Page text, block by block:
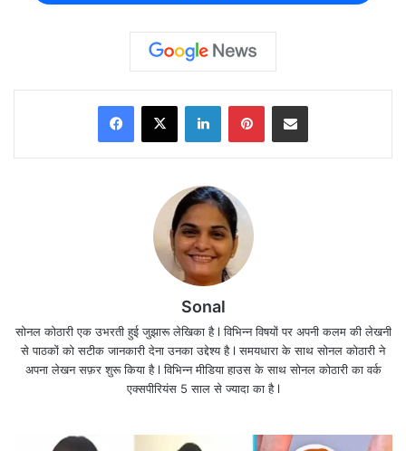
आने वाले दिनों में और बढ़ेगा क्रेज
Dhurandhar 2 OTT Release के बाद Pakistan और
India में Netflix पर भारी ट्रैफिक देखने को मिला।
Dhurandhar 2 OTT Release
मीडिया पर मचाया धमाका।
Facebook
X LinkedInPinterestShare via Email
Sonal
सोनल कोठारी एक उभरती हुई जुझारू लेखिका है l विभिन्न विषयों पर अपनी कलम की लेखनी
से पाठकों को सटीक जानकारी देना उनका उद्देश्य है l समयधारा के साथ सोनल कोठारी ने
अपना लेखन सफ़र शुरू किया है l विभिन्न मीडिया हाउस के साथ सोनल कोठारी का वर्क
एक्सपीरियंस 5 साल से ज्यादा का है l